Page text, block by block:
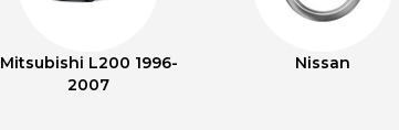
Mitsubishi L200 1996-
2007
Nissan